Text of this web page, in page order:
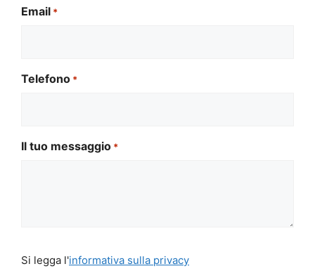
Email *
Telefono *
Il tuo messaggio *
legga
Si legga l'informativa sulla privacy